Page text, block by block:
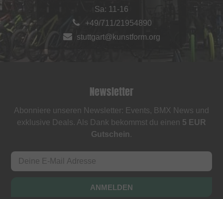
Sa: 11-16
+49/711/21954890
stuttgart@kunstform.org
Newsletter
Abonniere unseren Newsletter: Events, BMX News und
exklusive Deals. Als Dank bekommst du einen 5 EUR
Gutschein.
ANMELDEN